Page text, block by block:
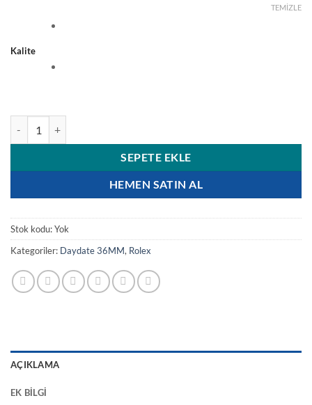
Kalite
TEMIZLE
SEPETE EKLE
HEMEN SATIN AL
Stok kodu:Yok
Kategoriler: Daydate 36MM, Rolex
AÇIKLAMA
EK BILGI